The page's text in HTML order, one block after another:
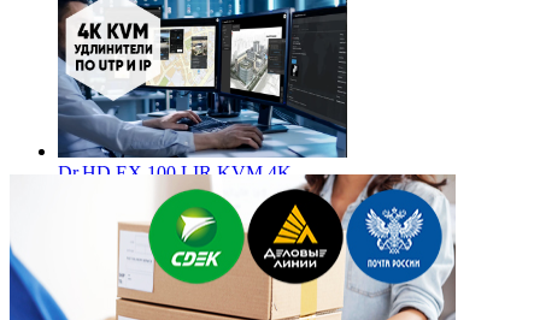
Dr.HD EX 100 LIR KVM 4K –
Профессиональный 4K KVM
удлинитель по витой паре и IP